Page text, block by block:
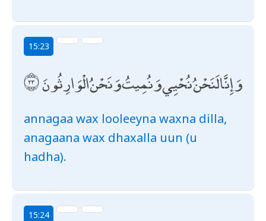
15:23
وَإِنَّا لَنَحْنُ نُحْيِي وَنُمِيتُ وَنَحْنُ الْوَارِثُونَ
annagaa wax looleeyna waxna dilla,
anagaana wax dhaxalla uun (u
hadha).
15:24